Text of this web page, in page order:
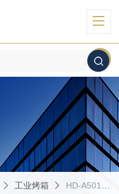
工业烤箱 HD-A501-500纸板抗压强度测试仪定做